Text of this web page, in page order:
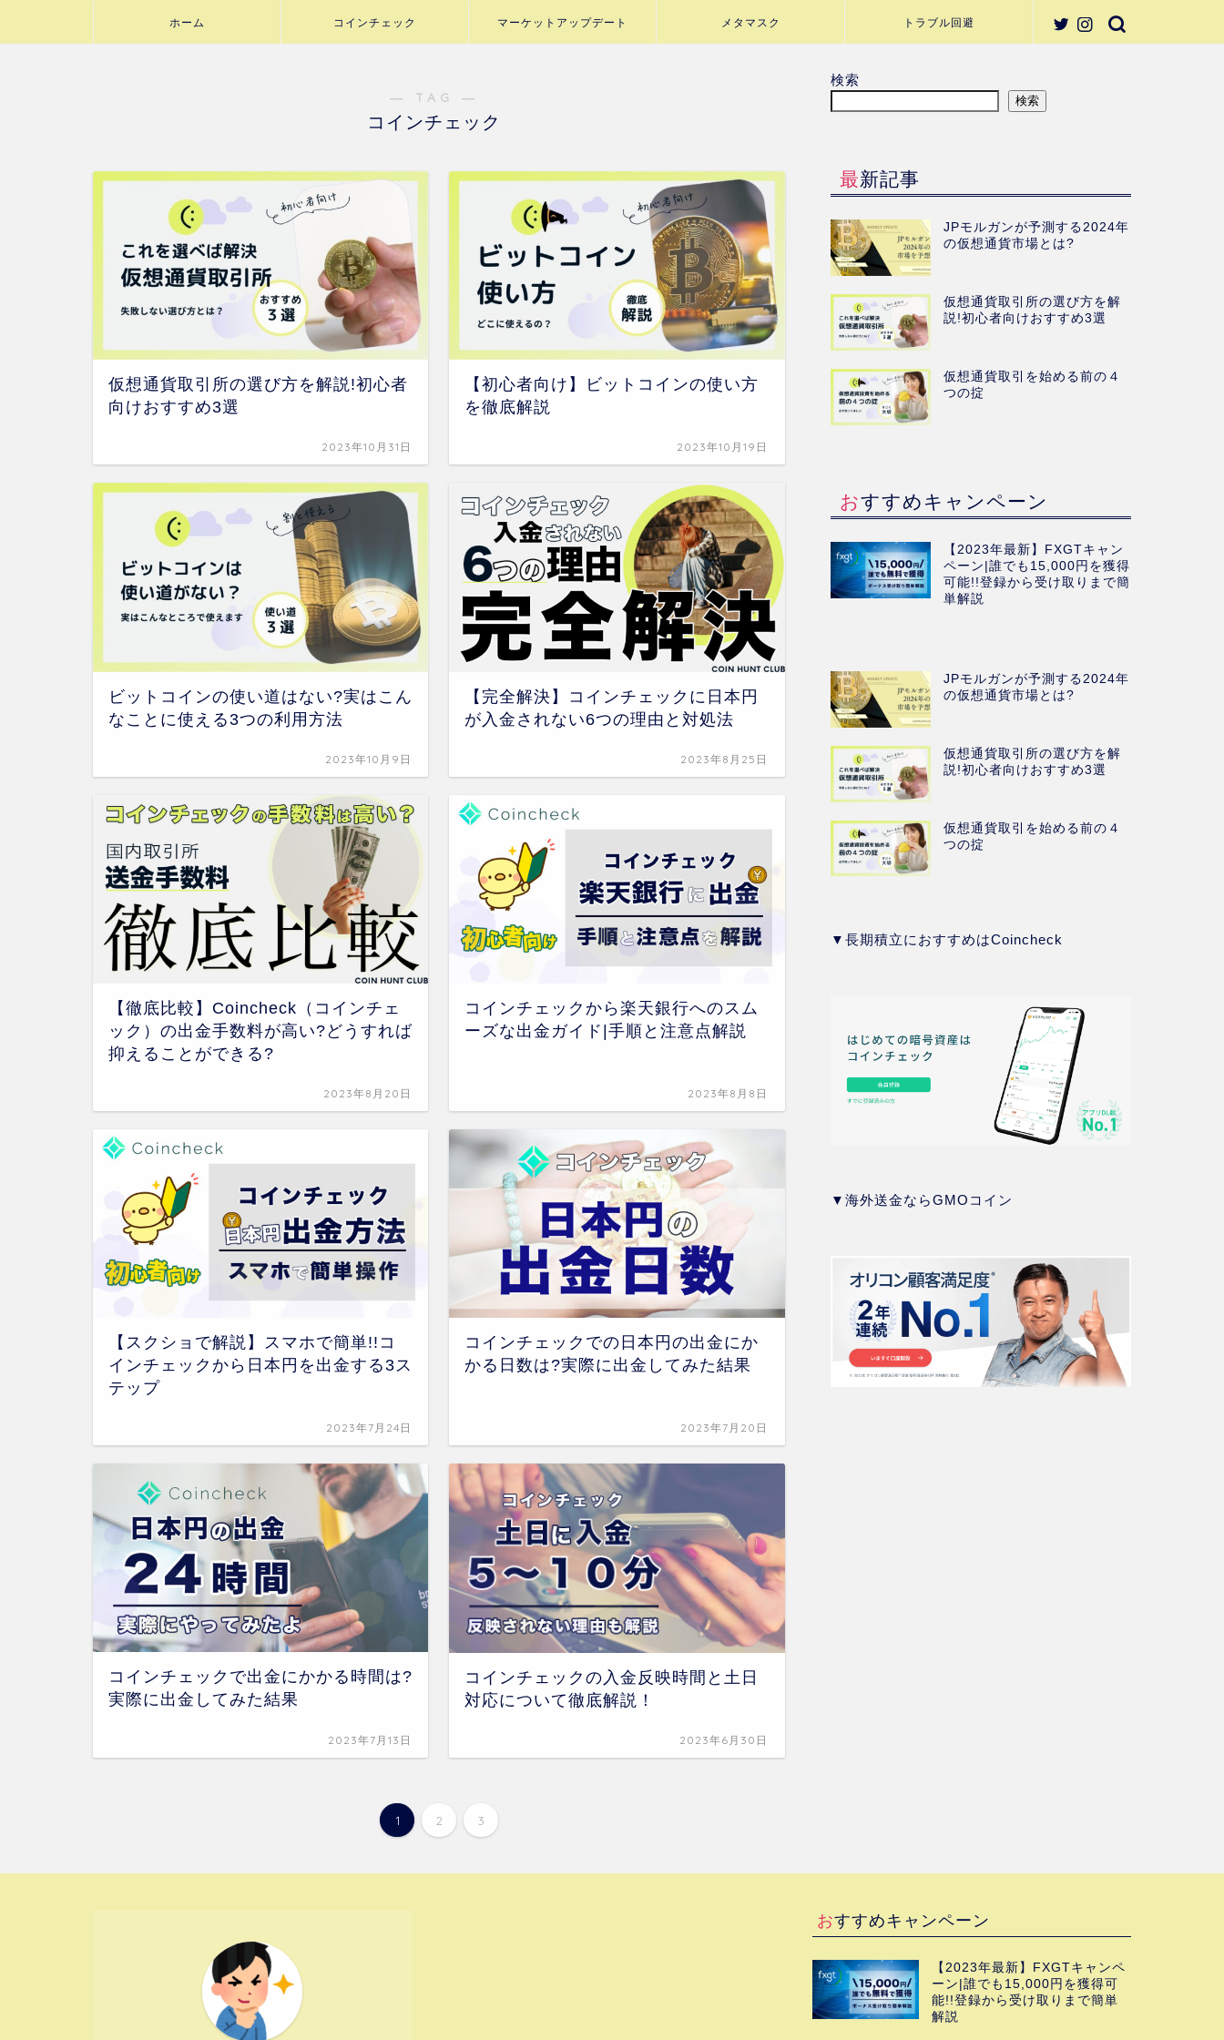
ホーム コインチェック マーケットアップデート メタマスク トラブル回避
― TAG ―
コインチェック
仮想通貨取引所の選び方を解説!初心者
向けおすすめ3選
2023年10月31日
【初心者向け】ビットコインの使い方
を徹底解説
2023年10月19日
ビットコインの使い道はない?実はこん
なことに使える3つの利用方法
2023年10月9日
【完全解決】コインチェックに日本円
が入金されない6つの理由と対処法
2023年8月25日
【徹底比較】Coincheck（コインチェ
ック）の出金手数料が高い?どうすれば
抑えることができる?
2023年8月20日
コインチェックから楽天銀行へのスム
ーズな出金ガイド|手順と注意点解説
2023年8月8日
【スクショで解説】スマホで簡単!!コ
インチェックから日本円を出金する3ス
テップ
2023年7月24日
コインチェックでの日本円の出金にか
かる日数は?実際に出金してみた結果
2023年7月20日
コインチェックで出金にかかる時間は?
実際に出金してみた結果
2023年7月13日
コインチェックの入金反映時間と土日
対応について徹底解説！
2023年6月30日
1 2 3
検索
検索
最新記事
JPモルガンが予測する2024年
の仮想通貨市場とは?
仮想通貨取引所の選び方を解
説!初心者向けおすすめ3選
仮想通貨取引を始める前の４
つの掟
おすすめキャンペーン
【2023年最新】FXGTキャン
ペーン|誰でも15,000円を獲得
可能!!登録から受け取りまで簡
単解説
JPモルガンが予測する2024年
の仮想通貨市場とは?
仮想通貨取引所の選び方を解
説!初心者向けおすすめ3選
仮想通貨取引を始める前の４
つの掟
▼長期積立におすすめはCoincheck
▼海外送金ならGMOコイン
おすすめキャンペーン
【2023年最新】FXGTキャンペ
ーン|誰でも15,000円を獲得可
能!!登録から受け取りまで簡単
解説